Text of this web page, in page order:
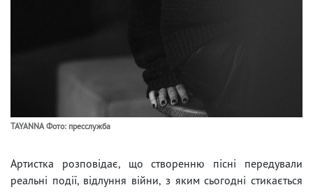
TAYANNA Фото: пресслужба
Артистка розповідає, що створенню пісні передували
реальні події, відлуння війни, з яким сьогодні стикається